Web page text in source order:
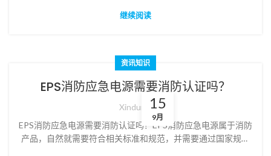
继续阅读
资讯知识
EPS消防应急电源需要消防认证吗？
Xindun
EPS消防应急电源需要消防认证吗？EPS消防应急电源属于消防
产品，自然就需要符合相关标准和规范，并需要通过国家规定
15
9月